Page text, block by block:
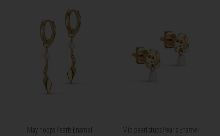
May hoops Pearls Enamel
Mio pearl studs Pearls Enamel